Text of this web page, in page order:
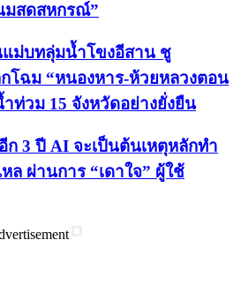
มสดสหกรณ์”
ม่บทลุ่มน้ำโขงอีสาน ชู
โฉม “หนองหาร-ห้วยหลวงตอน
ท่วม 15 จังหวัดอย่างยั่งยืน
ก 3 ปี AI จะเป็นต้นเหตุหลักทำ
ผ่านการ “เดาใจ” ผู้ใช้